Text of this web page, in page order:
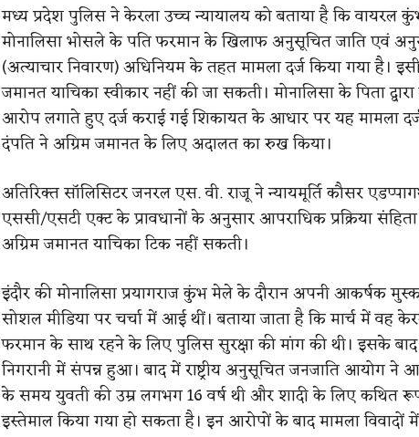
मध्य प्रदेश पुलिस ने केरला उच्च न्यायालय को बताया है कि
मोनालिसा भोसले के पति फरमान के खिलाफ अनुसूचित जाति एवं
(अत्याचार निवारण) अधिनियम के तहत मामला दर्ज किया गया है।
जमानत याचिका स्वीकार नहीं की जा सकती। मोनालिसा के पिता
आरोप लगाते हुए दर्ज कराई गई शिकायत के आधार पर यह मामला
दंपति ने अग्रिम जमानत के लिए अदालत का रुख किया।
अतिरिक्त सॉलिसिटर जनरल एस. वी. राजू ने न्यायमूर्ति कौसर
एससी/एसटी एक्ट के प्रावधानों के अनुसार आपराधिक प्रक्रिया
अग्रिम जमानत याचिका टिक नहीं सकती।
इंदौर की मोनालिसा प्रयागराज कुंभ मेले के दौरान अपनी आकर्षक
सोशल मीडिया पर चर्चा में आई थीं। बताया जाता है कि मार्च में वह
फरमान के साथ रहने के लिए पुलिस सुरक्षा की मांग की थी। इसके बाद
निगरानी में संपन्न हुआ। बाद में राष्ट्रीय अनुसूचित जनजाति आयोग ने
के समय युवती की उम्र लगभग 16 वर्ष थी और शादी के लिए कथित
इस्तेमाल किया गया हो सकता है। इन आरोपों के बाद मामला विवादों